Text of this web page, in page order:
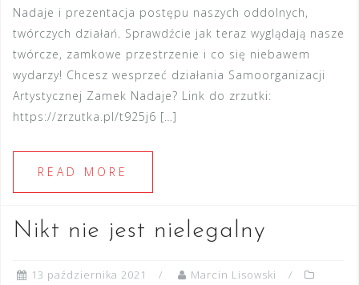
Nadaje i prezentacja postępu naszych oddolnych,
twórczych działań. Sprawdźcie jak teraz wyglądają nasze
twórcze, zamkowe przestrzenie i co się niebawem
wydarzy! Chcesz wesprzeć działania Samoorganizacji
Artystycznej Zamek Nadaje? Link do zrzutki:
https://zrzutka.pl/t925j6 […]
READ MORE
Nikt nie jest nielegalny
13 października 2021
Marcin Lisowski